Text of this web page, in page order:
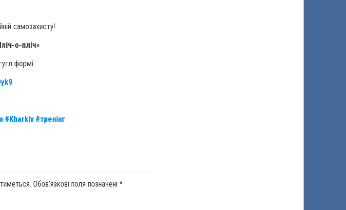
самозахисту!
о-пліч»
формі:
#Kharkiv #тренінг
Обов’язкові поля позначені*